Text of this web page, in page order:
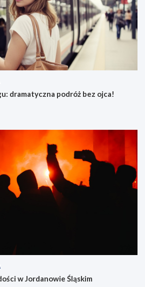
dramatyczna podróż bez ojca!
w Jordanowie Śląskim